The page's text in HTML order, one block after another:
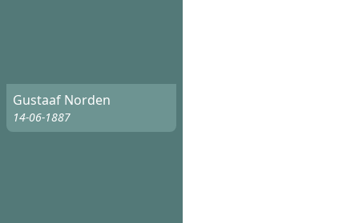
Gustaaf Norden
14-06-1887